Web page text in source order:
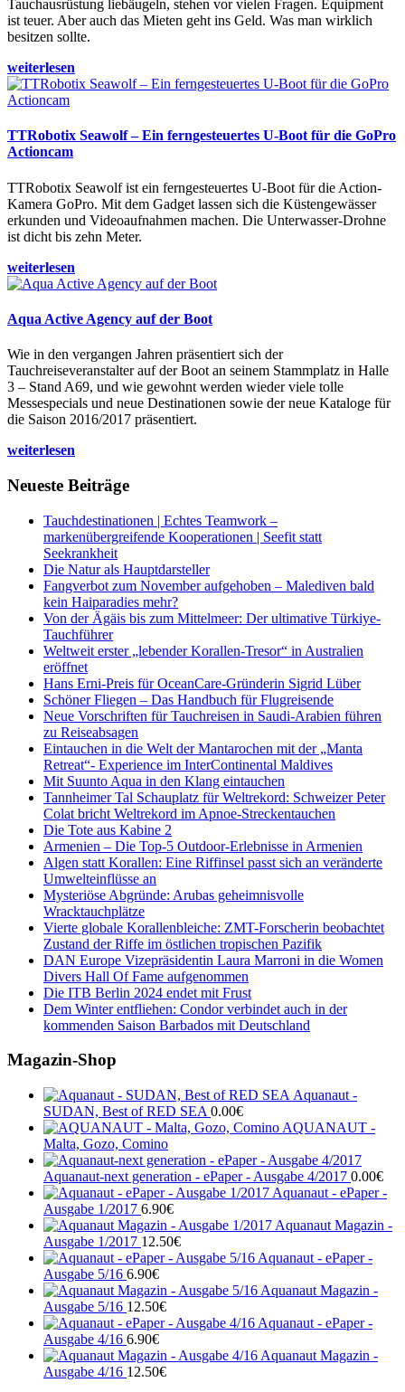
Tauchausrüstung liebäugeln, stehen vor vielen Fragen. Equipment
ist teuer. Aber auch das Mieten geht ins Geld. Was man wirklich
besitzen sollte.
weiterlesen
TTRobotix Seawolf – Ein ferngesteuertes U-Boot für die GoPro
Actioncam
TTRobotix Seawolf ist ein ferngesteuertes U-Boot für die Action-
Kamera GoPro. Mit dem Gadget lassen sich die Küstengewässer
erkunden und Videoaufnahmen machen. Die Unterwasser-Drohne
ist dicht bis zehn Meter.
weiterlesen
Aqua Active Agency auf der Boot
Wie in den vergangen Jahren präsentiert sich der
Tauchreiseveranstalter auf der Boot an seinem Stammplatz in Halle
3 – Stand A69, und wie gewohnt werden wieder viele tolle
Messespecials und neue Destinationen sowie der neue Kataloge für
die Saison 2016/2017 präsentiert.
weiterlesen
Neueste Beiträge
Tauchdestinationen | Echtes Teamwork –
markenübergreifende Kooperationen | Seefit statt
Seekrankheit
Die Natur als Hauptdarsteller
Fangverbot zum November aufgehoben – Malediven bald
kein Haiparadies mehr?
Von der Ägäis bis zum Mittelmeer: Der ultimative Türkiye-
Tauchführer
Weltweit erster „lebender Korallen-Tresor“ in Australien
eröffnet
Hans Erni-Preis für OceanCare-Gründerin Sigrid Lüber
Schöner Fliegen – Das Handbuch für Flugreisende
Neue Vorschriften für Tauchreisen in Saudi-Arabien führen
zu Reiseabsagen
Eintauchen in die Welt der Mantarochen mit der „Manta
Retreat“- Experience im InterContinental Maldives
Mit Suunto Aqua in den Klang eintauchen
Tannheimer Tal Schauplatz für Weltrekord: Schweizer Peter
Colat bricht Weltrekord im Apnoe-Streckentauchen
Die Tote aus Kabine 2
Armenien – Die Top-5 Outdoor-Erlebnisse in Armenien
Algen statt Korallen: Eine Riffinsel passt sich an veränderte
Umwelteinflüsse an
Mysteriöse Abgründe: Arubas geheimnisvolle
Wracktauchplätze
Vierte globale Korallenbleiche: ZMT-Forscherin beobachtet
Zustand der Riffe im östlichen tropischen Pazifik
DAN Europe Vizepräsidentin Laura Marroni in die Women
Divers Hall Of Fame aufgenommen
Die ITB Berlin 2024 endet mit Frust
Dem Winter entfliehen: Condor verbindet auch in der
kommenden Saison Barbados mit Deutschland
Magazin-Shop
Aquanaut -
SUDAN, Best of RED SEA 0.00€
AQUANAUT -
Malta, Gozo, Comino
Aquanaut-next generation - ePaper - Ausgabe 4/2017 0.00€
Aquanaut - ePaper -
Ausgabe 1/2017 6.90€
Aquanaut Magazin -
Ausgabe 1/2017 12.50€
Aquanaut - ePaper -
Ausgabe 5/16 6.90€
Aquanaut Magazin -
Ausgabe 5/16 12.50€
Aquanaut - ePaper -
Ausgabe 4/16 6.90€
Aquanaut Magazin -
Ausgabe 4/16 12.50€